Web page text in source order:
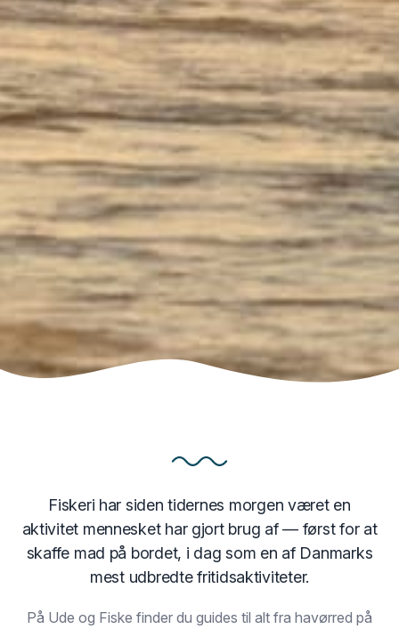
Fiskeri har siden tidernes morgen været en
aktivitet mennesket har gjort brug af — først for at
skaffe mad på bordet, i dag som en af Danmarks
mest udbredte fritidsaktiviteter.
På Ude og Fiske finder du guides til alt fra havørred på